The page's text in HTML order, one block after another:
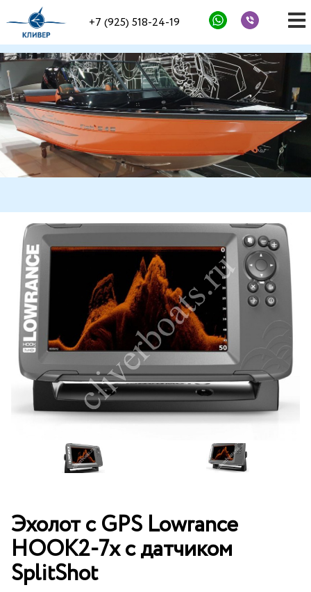
+7 (925) 518-24-19
Эхолот с GPS Lowrance
HOOK2-7x с датчиком
SplitShot